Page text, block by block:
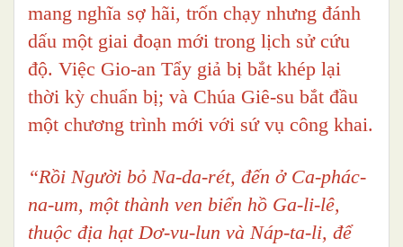
mang nghĩa sợ hãi, trốn chạy nhưng đánh
dấu một giai đoạn mới trong lịch sử cứu
độ. Việc Gio-an Tẩy giả bị bắt khép lại
thời kỳ chuẩn bị; và Chúa Giê-su bắt đầu
một chương trình mới với sứ vụ công khai.
“Rồi Người bỏ Na-da-rét, đến ở Ca-phác-
na-um, một thành ven biển hồ Ga-li-lê,
thuộc địa hạt Dơ-vu-lun và Náp-ta-li, để